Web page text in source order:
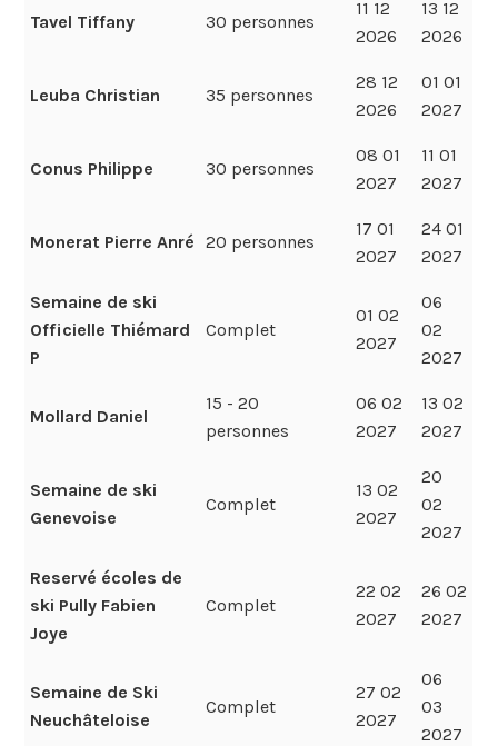
Tavel Tiffany 30 personnes
11 12
2026
13 12
2026
Leuba Christian 35 personnes
28 12
2026
01 01
2027
Conus Philippe 30 personnes
08 01
2027
11 01
2027
Monerat Pierre Anré 20 personnes
17 01
2027
24 01
2027
Semaine de ski
Officielle Thiémard
P
Complet
01 02
2027
06
02
2027
Mollard Daniel
15 - 20
personnes
06 02
2027
13 02
2027
Semaine de ski
Genevoise
Complet
13 02
2027
20
02
2027
Reservé écoles de
ski Pully Fabien
Joye
Complet
22 02
2027
26 02
2027
Semaine de Ski
Neuchâteloise
Complet
27 02
2027
06
03
2027